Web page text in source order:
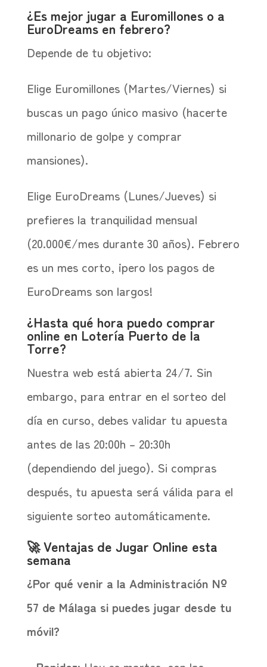
¿Es mejor jugar a Euromillones o a
EuroDreams en febrero?
Depende de tu objetivo:
Elige Euromillones (Martes/Viernes) si
buscas un pago único masivo (hacerte
millonario de golpe y comprar
mansiones).
Elige EuroDreams (Lunes/Jueves) si
prefieres la tranquilidad mensual
(20.000€/mes durante 30 años). Febrero
es un mes corto, ¡pero los pagos de
EuroDreams son largos!
¿Hasta qué hora puedo comprar
online en Lotería Puerto de la
Torre?
Nuestra web está abierta 24/7. Sin
embargo, para entrar en el sorteo del
día en curso, debes validar tu apuesta
antes de las 20:00h – 20:30h
(dependiendo del juego). Si compras
después, tu apuesta será válida para el
siguiente sorteo automáticamente.
🚀 Ventajas de Jugar Online esta
semana
¿Por qué venir a la Administración Nº
57 de Málaga si puedes jugar desde tu
móvil?